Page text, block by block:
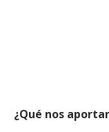
¿Qué nos